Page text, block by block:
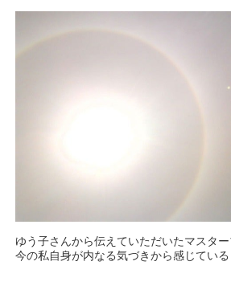
ゆう子さんから伝えていただいたマスタ
今の私自身が内なる気づきから感じている